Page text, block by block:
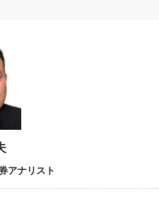
アナリスト